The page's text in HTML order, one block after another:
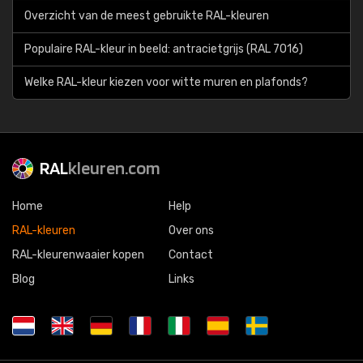
Overzicht van de meest gebruikte RAL-kleuren
Populaire RAL-kleur in beeld: antracietgrijs (RAL 7016)
Welke RAL-kleur kiezen voor witte muren en plafonds?
RALkleuren.com
Home
RAL-kleuren
RAL-kleurenwaaier kopen
Blog
Help
Over ons
Contact
Links